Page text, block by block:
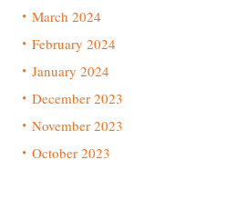
March 2024
February 2024
January 2024
December 2023
November 2023
October 2023